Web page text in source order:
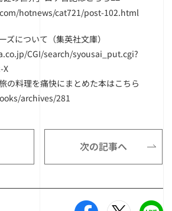
hotnews/cat721/post-102.html
ズについて（集英社文庫）
CGI/search/syousai_put.cgi?
X
の料理を痛快にまとめた本はこちら
archives/281
次の記事へ